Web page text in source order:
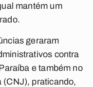
mantém um
geraram
contra
e também no
(CNJ), praticando,